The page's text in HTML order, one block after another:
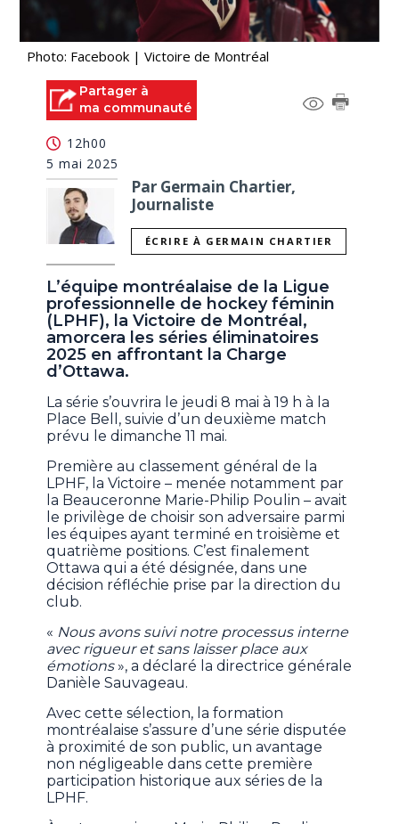
Photo: Facebook | Victoire de Montréal
Partager à
ma communauté
12h00
5 mai 2025
Par Germain Chartier,
Journaliste
ÉCRIRE À GERMAIN CHARTIER
L’équipe montréalaise de la Ligue
professionnelle de hockey féminin
(LPHF), la Victoire de Montréal,
amorcera les séries éliminatoires
2025 en affrontant la Charge
d’Ottawa.
La série s’ouvrira le jeudi 8 mai à 19 h à la
Place Bell, suivie d’un deuxième match
prévu le dimanche 11 mai.
Première au classement général de la
LPHF, la Victoire – menée notamment par
la Beauceronne Marie-Philip Poulin – avait
le privilège de choisir son adversaire parmi
les équipes ayant terminé en troisième et
quatrième positions. C’est finalement
Ottawa qui a été désignée, dans une
décision réfléchie prise par la direction du
club.
« Nous avons suivi notre processus interne
avec rigueur et sans laisser place aux
émotions», a déclaré la directrice générale
Danièle Sauvageau.
Avec cette sélection, la formation
montréalaise s’assure d’une série disputée
à proximité de son public, un avantage
non négligeable dans cette première
participation historique aux séries de la
LPHF.